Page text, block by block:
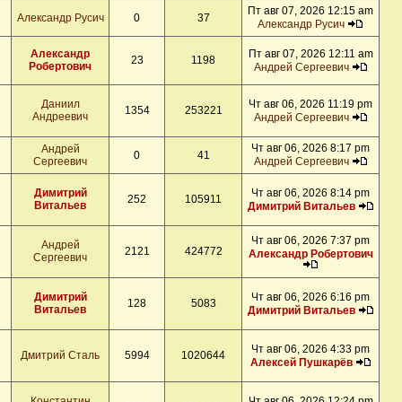
Александр Русич 0 37
Пт авг 07, 2026 12:15 am
Александр Русич
Александр
Робертович
23 1198
Пт авг 07, 2026 12:11 am
Андрей Сергеевич
Даниил
Андреевич
1354 253221
Чт авг 06, 2026 11:19 pm
Андрей Сергеевич
Андрей
Сергеевич
0 41
Чт авг 06, 2026 8:17 pm
Андрей Сергеевич
Димитрий
Витальев
252 105911
Чт авг 06, 2026 8:14 pm
Димитрий Витальев
Андрей
Сергеевич
2121 424772
Чт авг 06, 2026 7:37 pm
Александр Робертович
Димитрий
Витальев
128 5083
Чт авг 06, 2026 6:16 pm
Димитрий Витальев
Дмитрий Сталь 5994 1020644
Чт авг 06, 2026 4:33 pm
Алексей Пушкарёв